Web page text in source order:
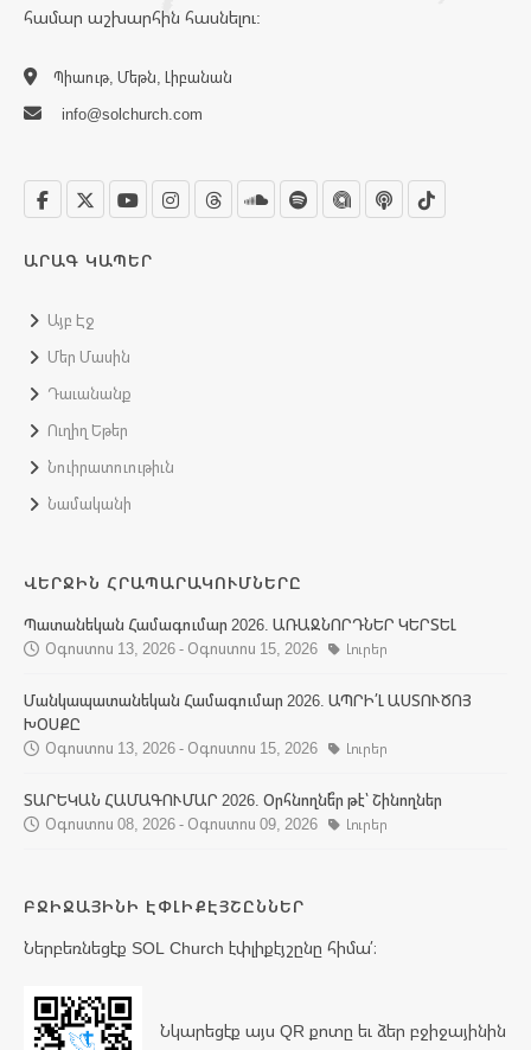
համար աշխարհին հասնելու:
Պիաութ, Մեթն, Լիբանան
info@solchurch.com
ԱՐԱԳ ԿԱՊԵՐ
Այբ Էջ
Մեր Մասին
Դաւանանք
Ուղիղ Եթեր
Նուիրատուութիւն
Նամականի
ՎԵՐՋԻՆ ՀՐԱՊԱՐԱԿՈՒՄՆԵՐԸ
Պատանեկան Համագումար 2026. ԱՌԱՋՆՈՐԴՆԵՐ ԿԵՐՏԵԼ
Օգոստոս 13, 2026 - Օգոստոս 15, 2026
Լուրեր
Մանկապատանեկան Համագումար 2026. ԱՊՐԻ՛Լ ԱՍՏՈՒԾՈՅ
ԽՕՍՔԸ
Օգոստոս 13, 2026 - Օգոստոս 15, 2026
Լուրեր
ՏԱՐԵԿԱՆ ՀԱՄԱԳՈՒՄԱՐ 2026. Օրհնողնե՞ր թէ՝ Շինողներ
Օգոստոս 08, 2026 - Օգոստոս 09, 2026
Լուրեր
ԲՋԻՋԱՅԻՆԻ ԷՓԼԻՔԷՅՇԸՆՆԵՐ
Ներբեռնեցէք SOL Church էփլիքէյշընը հիմա՛։
Նկարեցէք այս QR քոտը եւ ձեր բջիջայինին